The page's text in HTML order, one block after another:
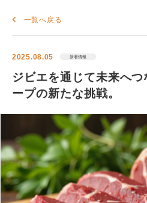
一覧へ戻る
2025.08.05 新着情報
ジビエを通じて未来へ
ープの新たな挑戦。